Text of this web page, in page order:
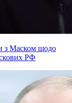
з Маском щодо
РФ